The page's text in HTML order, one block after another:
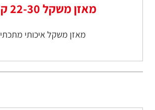
מאזן משקל 22-30 ק"ג
מאזן משקל איכותי מתכתי